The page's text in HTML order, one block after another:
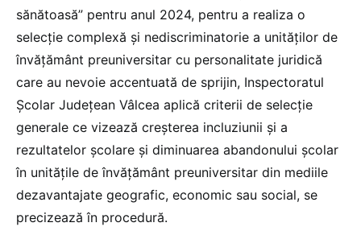
sănătoasă” pentru anul 2024, pentru a realiza o
selecție complexă şi nediscriminatorie a unităților de
învăţământ preuniversitar cu personalitate juridică
care au nevoie accentuată de sprijin, Inspectoratul
Școlar Judeţean Vâlcea aplică criterii de selecție
generale ce vizează creșterea incluziunii și a
rezultatelor şcolare și diminuarea abandonului școlar
în unitățile de învăţământ preuniversitar din mediile
dezavantajate geografic, economic sau social, se
precizează în procedură.